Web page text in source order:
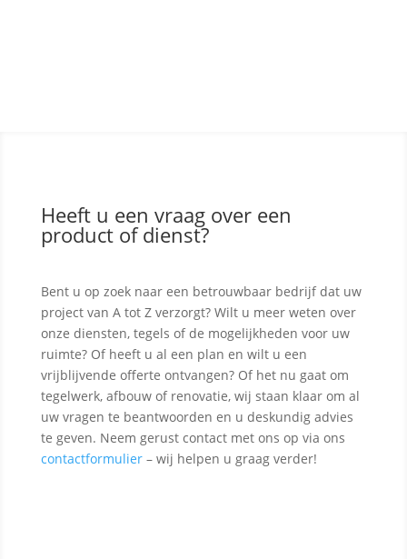
Heeft u een vraag over een
product of dienst?
Bent u op zoek naar een betrouwbaar bedrijf dat uw
project van A tot Z verzorgt? Wilt u meer weten over
onze diensten, tegels of de mogelijkheden voor uw
ruimte? Of heeft u al een plan en wilt u een
vrijblijvende offerte ontvangen? Of het nu gaat om
tegelwerk, afbouw of renovatie, wij staan klaar om al
uw vragen te beantwoorden en u deskundig advies
te geven. Neem gerust contact met ons op via ons
contactformulier– wij helpen u graag verder!